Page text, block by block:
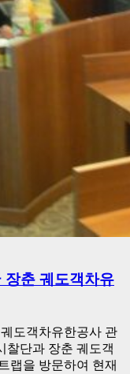
장춘 궤도객차유
도객차유한공사 관
찰단과 장춘 궤도객
랩을 방문하여 현재